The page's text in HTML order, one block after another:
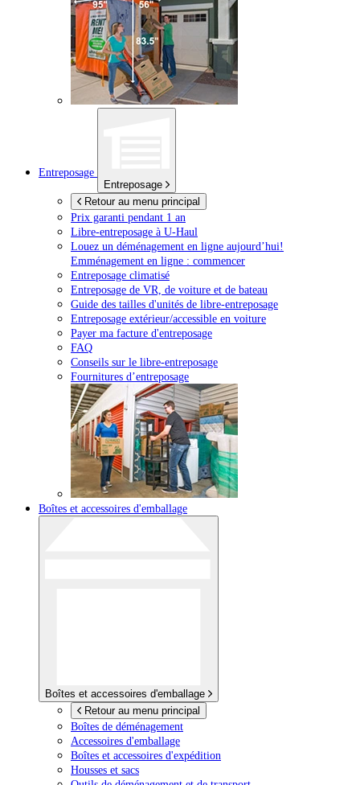
Entreposage
Entreposage
Retour au menu principal
Prix garanti pendant 1 an
Libre-entreposage à U-Haul
Louez un déménagement en ligne aujourd’hui!
Emménagement en ligne : commencer
Entreposage climatisé
Entreposage de VR, de voiture et de bateau
Guide des tailles d'unités de libre-entreposage
Entreposage extérieur/accessible en voiture
Payer ma facture d'entreposage
FAQ
Conseils sur le libre-entreposage
Fournitures d’entreposage
Boîtes et accessoires d'emballage
Boîtes et accessoires d'emballage
Retour au menu principal
Boîtes de déménagement
Accessoires d'emballage
Boîtes et accessoires d'expédition
Housses et sacs